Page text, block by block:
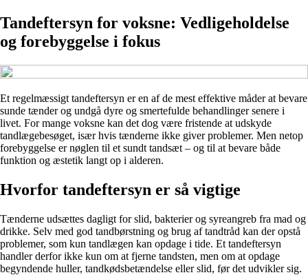
Tandeftersyn for voksne: Vedligeholdelse
og forebyggelse i fokus
Et regelmæssigt tandeftersyn er en af de mest effektive måder at bevare
sunde tænder og undgå dyre og smertefulde behandlinger senere i
livet. For mange voksne kan det dog være fristende at udskyde
tandlægebesøget, især hvis tænderne ikke giver problemer. Men netop
forebyggelse er nøglen til et sundt tandsæt – og til at bevare både
funktion og æstetik langt op i alderen.
Hvorfor tandeftersyn er så vigtige
Tænderne udsættes dagligt for slid, bakterier og syreangreb fra mad og
drikke. Selv med god tandbørstning og brug af tandtråd kan der opstå
problemer, som kun tandlægen kan opdage i tide. Et tandeftersyn
handler derfor ikke kun om at fjerne tandsten, men om at opdage
begyndende huller, tandkødsbetændelse eller slid, før det udvikler sig.